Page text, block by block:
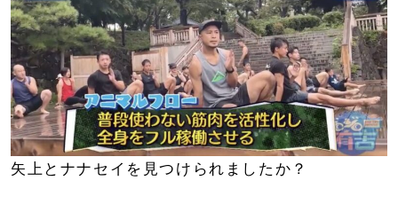
矢上とナナセイを見つけられましたか？